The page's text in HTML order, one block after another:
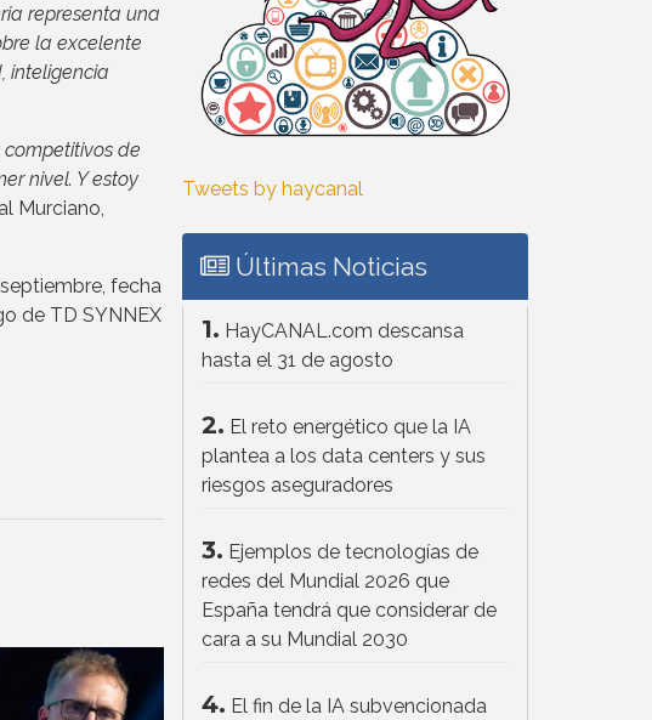
representa una
la excelente
inteligencia
de
nivel. Y estoy
Murciano,
fecha
de TD SYNNEX
Tweets by haycanal
Últimas Noticias
1. HayCANAL.com descansa
hasta el 31 de agosto
2. El reto energético que la IA
plantea a los data centers y sus
riesgos aseguradores
3. Ejemplos de tecnologías de
redes del Mundial 2026 que
España tendrá que considerar de
cara a su Mundial 2030
4. El fin de la IA subvencionada